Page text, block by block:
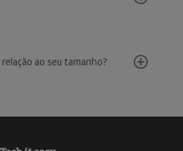
relação ao seu tamanho?